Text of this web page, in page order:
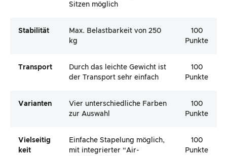
Sitzen möglich
Stabilität
Max. Belastbarkeit von 250
kg
100
Punkte
Transport
Durch das leichte Gewicht ist
der Transport sehr einfach
100
Punkte
Varianten
Vier unterschiedliche Farben
zur Auswahl
100
Punkte
Vielseitig
Keit
Einfache Stapelung möglich,
mit integrierter “Air-
100
Punkte